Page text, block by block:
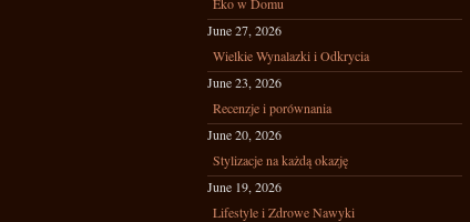
June 27, 2026
Wielkie Wynalazki i Odkrycia
June 23, 2026
Recenzje i porównania
June 20, 2026
Stylizacje na każdą okazję
June 19, 2026
Lifestyle i Zdrowe Nawyki